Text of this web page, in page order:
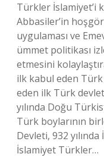
Türkler İslamiyet’i
Abbasiler’in
uygulaması ve
ümmet politikası
etmesini
ilk kabul eden Türk
eden ilk Türk
yılında Doğu
Türk boylarının
Devleti, 932
İslamiyet Türkler…